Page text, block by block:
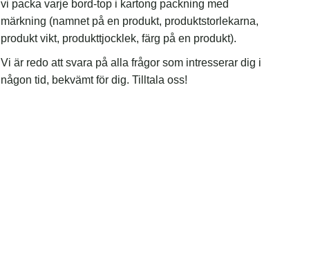
vi packa varje bord-top i kartong packning med
märkning (namnet på en produkt, produktstorlekarna,
produkt vikt, produkttjocklek, färg på en produkt).
Vi är redo att svara på alla frågor som intresserar dig i
någon tid, bekvämt för dig. Tilltala oss!